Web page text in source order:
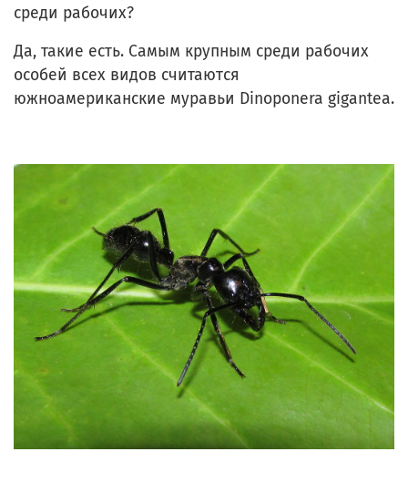
среди рабочих?
Да, такие есть. Самым крупным среди рабочих
особей всех видов считаются
южноамериканские муравьи Dinoponera gigantea.